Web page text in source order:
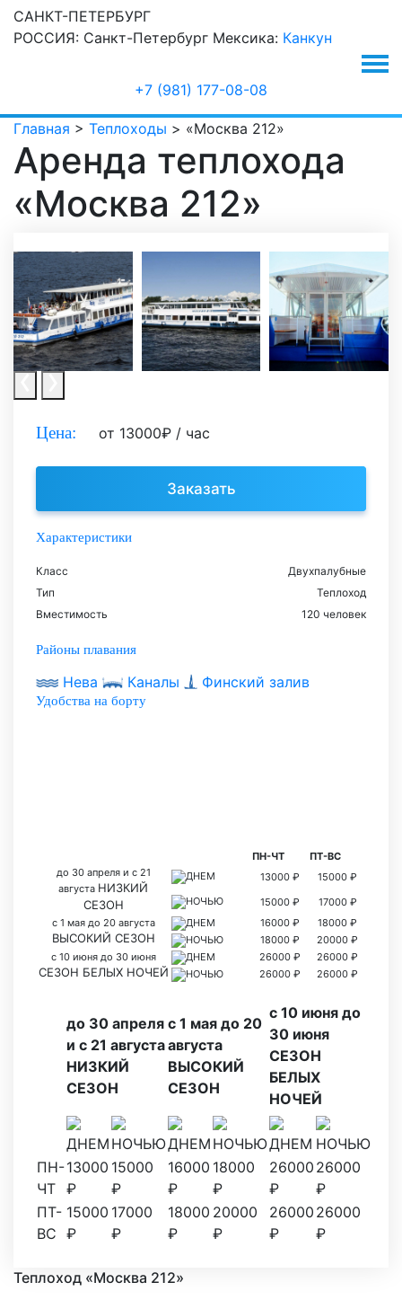
САНКТ-ПЕТЕРБУРГ
РОССИЯ: Санкт-Петербург Мексика: Канкун
+7 (981) 177-08-08
Главная > Теплоходы > «Москва 212»
Аренда теплохода
«Москва 212»
Цена: от 13000₽ / час
Заказать
Характеристики
Класс
Двухпалубные
Тип
Теплоход
Вместимость
120 человек
ПН-ЧТ
ПТ-ВС
до 30 апреля и с 21
августа НИЗКИЙ
СЕЗОН
ДНЕМ 13000 ₽
15000 ₽
НОЧЬЮ
15000 ₽
17000 ₽
с 1 мая до 20 августа
ВЫСОКИЙ СЕЗОН
ДНЕМ 16000 ₽
18000 ₽
НОЧЬЮ
18000 ₽
20000 ₽
с 10 июня до 30 июня
СЕЗОН БЕЛЫХ НОЧЕЙ
ДНЕМ 26000 ₽
26000 ₽
НОЧЬЮ
26000 ₽ 26000 ₽
до 30 апреля
и с 21 августа
НИЗКИЙ
СЕЗОН
с 1 мая до 20
августа
ВЫСОКИЙ
СЕЗОН
с 10 июня до
30 июня
СЕЗОН
БЕЛЫХ
НОЧЕЙ
ДНЕМ НОЧЬЮДНЕМ НОЧЬЮДНЕМ НОЧЬЮ
ПН-
ЧТ
13000
₽
15000
₽
16000
₽
18000
₽
26000
₽
26000
₽
ПТ-
ВС
15000
₽
17000
₽
18000
₽
20000
₽
26000
₽
26000
₽
Районы плавания
Нева Каналы Финский залив
Удобства на борту
Теплоход «Москва 212»